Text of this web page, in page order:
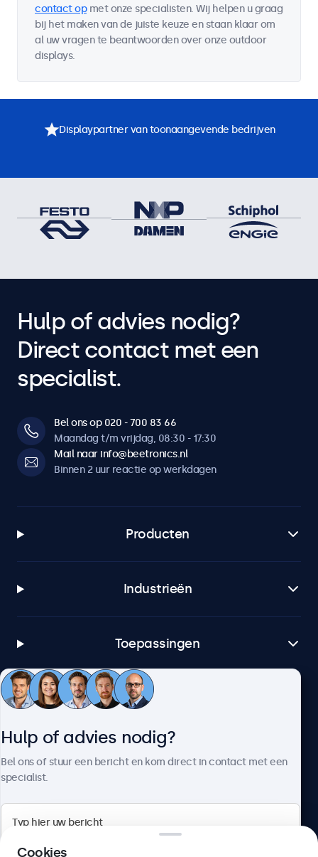
contact opmet onze specialisten. Wij helpen u graag
bij het maken van de juiste keuze en staan klaar om
al uw vragen te beantwoorden over onze outdoor
displays.
Displaypartner van toonaangevende bedrijven
Hulp of advies nodig?
Direct contact met een
specialist.
Bel ons op 020 - 700 83 66
Maandag t/m vrijdag, 08:30 - 17:30
Mail naar info@beetronics.nl
Binnen 2 uur reactie op werkdagen
Producten
Industrieën
Toepassingen
Klantenservice
Hulp of advies nodig?
Bel ons of stuur een bericht en kom direct in contact met een
specialist.
Cookies